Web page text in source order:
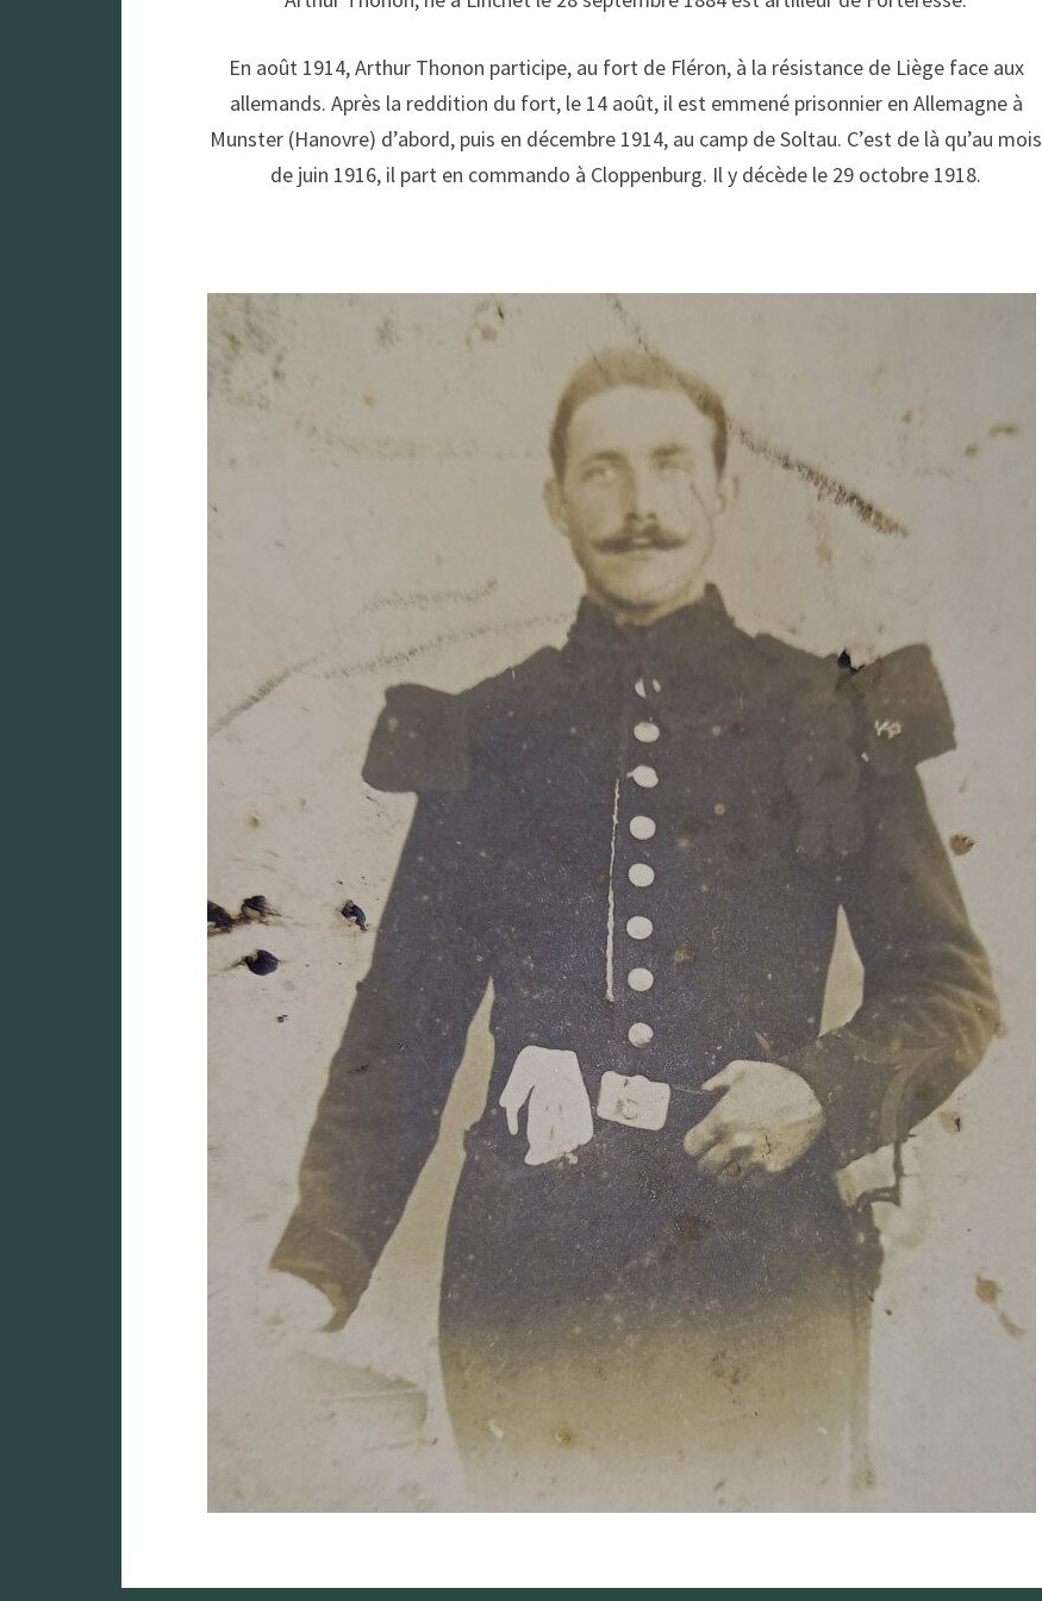
En août 1914, Arthur Thonon participe, au fort de Fléron, à la résistance de Liège face aux
allemands. Après la reddition du fort, le 14 août, il est emmené prisonnier en Allemagne à
Munster (Hanovre) d’abord, puis en décembre 1914, au camp de Soltau. C’est de là qu’au mois
de juin 1916, il part en commando à Cloppenburg. Il y décède le 29 octobre 1918.